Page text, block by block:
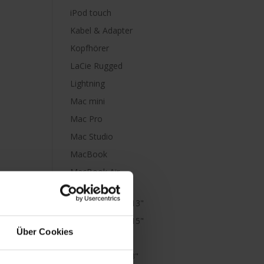
Über Cookies
iPod touch
Kabel & Adapter
Kopfhörer
LaCie Rugged
Lightning
Mac mini
Mac Pro
Mac Studio
MacBook
MacBook Air
M1
MacBook Air 13"
MacBook Air 15"
MacBook Neo
MacBook Pro 13"